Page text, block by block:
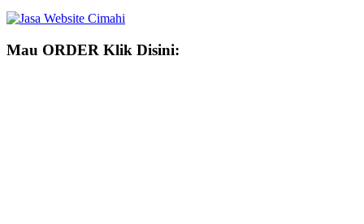
Mau ORDER Klik Disini: